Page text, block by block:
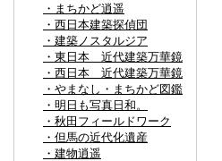
・まちかど逍遥
・西日本建築探偵団
・建築ノスタルジア
・東日本 近代建築万華鏡
・西日本 近代建築万華鏡
・やまなし・まちかど図鑑
・明日も写真日和。
・秋田フィールドワーク
・但馬の近代化遺産
・建物逍遥